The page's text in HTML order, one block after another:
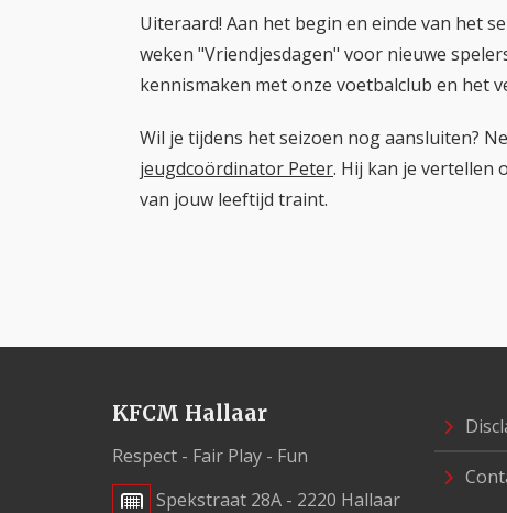
Uiteraard! Aan het begin en einde van het
weken "Vriendjesdagen" voor nieuwe
kennismaken met onze voetbalclub en het
Wil je tijdens het seizoen nog aansluiten?
jeugdcoördinator Peter. Hij kan je vertellen
van jouw leeftijd traint.
KFCM Hallaar
Respect - Fair Play - Fun
Spekstraat 28A - 2220 Hallaar